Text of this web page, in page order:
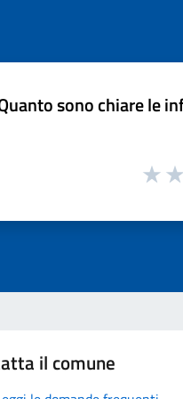
sono chiare le
il comune